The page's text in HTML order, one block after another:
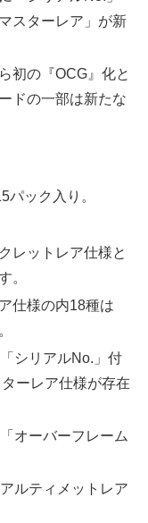
スターレア」が新
初の『OCG』化と
ドの一部は新たな
パック入り。
レットレア仕様と
。
仕様の内18種は
シリアルNo.」付
ーレア仕様が存在
オーバーフレーム
ルティメットレア